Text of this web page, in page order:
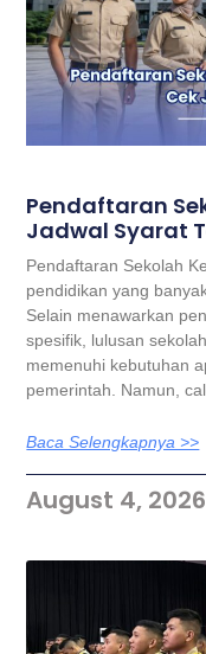
Pendaftaran
Jadwal Syarat
Pendaftaran Sekolah
pendidikan yang
Selain menawarkan
spesifik, lulusan
memenuhi kebutuhan
pemerintah. Namun,
Baca Selengkapnya >>
August 4, 2026